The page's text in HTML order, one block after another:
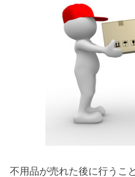
不用品が売れた後に行うこ